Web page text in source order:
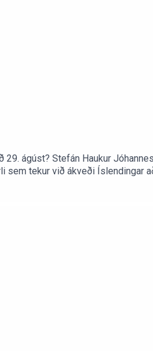
ágúst? Stefán Haukur
tekur við ákveði Íslendingar
Einarsdóttir prófessor í Evrópurétti
og ræða helstu málefni